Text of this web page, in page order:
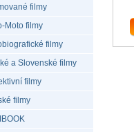
filmy
Moto filmy
filmy
a Slovenské filmy
filmy
filmy